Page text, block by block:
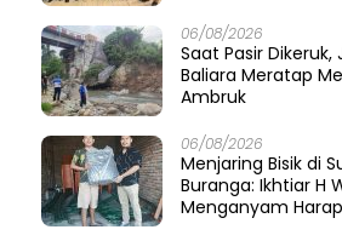
06/08/2026
Saat Pasir
Baliara Meratap
Ambruk
06/08/2026
Menjaring Bisik di
Buranga: Ikhtiar H
Menganyam